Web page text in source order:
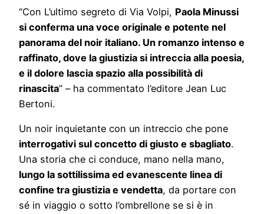
“Con L’ultimo segreto di Via Volpi, Paola Minussi
si conferma una voce originale e potente nel
panorama del noir italiano. Un romanzo intenso e
raffinato, dove la giustizia si intreccia alla poesia,
e il dolore lascia spazio alla possibilità di
rinascita” – ha commentato l’editore Jean Luc
Bertoni.
Un noir inquietante con un intreccio che pone
interrogativi sul concetto di giusto e sbagliato.
Una storia che ci conduce, mano nella mano,
lungo la sottilissima ed evanescente linea di
confine tra giustizia e vendetta, da portare con
sé in viaggio o sotto l’ombrellone se si è in